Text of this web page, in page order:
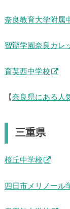
奈良教育大学附属
智辯学園奈良カレ
育英西中学校
【 奈良県にある人
三重県
桜丘中学校
四日市メリノール